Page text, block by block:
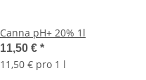
Canna pH+ 20% 1l
11,50 € *
11,50 € pro 1 l